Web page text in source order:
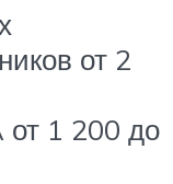
от 2
от 1 200 до